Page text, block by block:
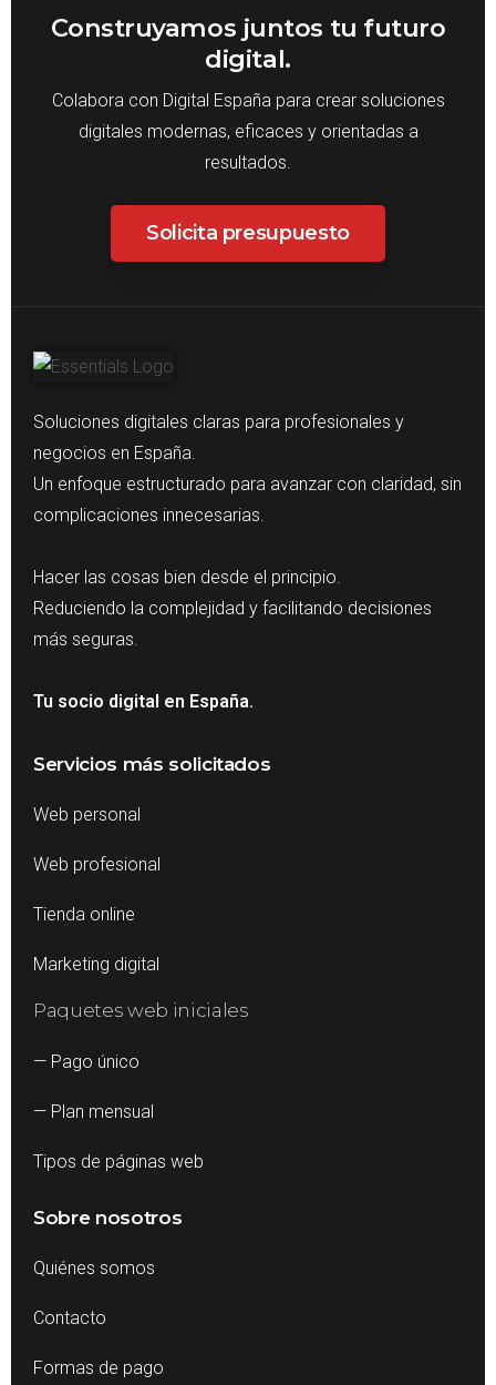
Construyamos juntos tu futuro
digital.
Colabora con Digital España para crear soluciones
digitales modernas, eficaces y orientadas a
resultados.
Solicita presupuesto
Soluciones digitales claras para profesionales y
negocios en España.
Un enfoque estructurado para avanzar con claridad, sin
complicaciones innecesarias.
Hacer las cosas bien desde el principio.
Reduciendo la complejidad y facilitando decisiones
más seguras.
Tu socio digital en España.
Servicios más solicitados
Web personal
Web profesional
Tienda online
Marketing digital
Paquetes web iniciales
— Pago único
— Plan mensual
Tipos de páginas web
Sobre nosotros
Quiénes somos
Contacto
Formas de pago